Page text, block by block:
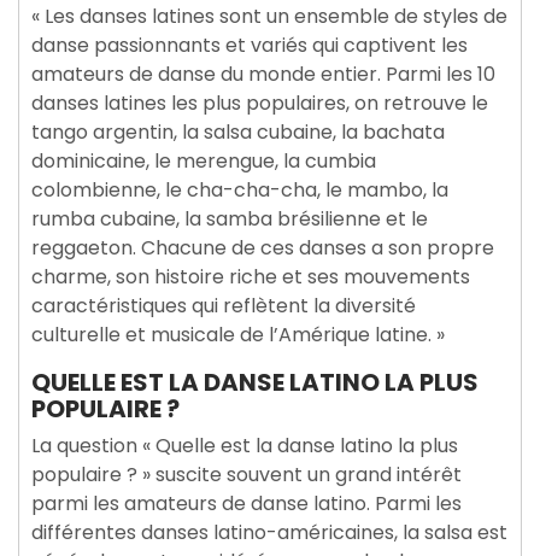
« Les danses latines sont un ensemble de styles de
danse passionnants et variés qui captivent les
amateurs de danse du monde entier. Parmi les 10
danses latines les plus populaires, on retrouve le
tango argentin, la salsa cubaine, la bachata
dominicaine, le merengue, la cumbia
colombienne, le cha-cha-cha, le mambo, la
rumba cubaine, la samba brésilienne et le
reggaeton. Chacune de ces danses a son propre
charme, son histoire riche et ses mouvements
caractéristiques qui reflètent la diversité
culturelle et musicale de l’Amérique latine. »
QUELLE EST LA DANSE LATINO LA PLUS
POPULAIRE ?
La question « Quelle est la danse latino la plus
populaire ? » suscite souvent un grand intérêt
parmi les amateurs de danse latino. Parmi les
différentes danses latino-américaines, la salsa est